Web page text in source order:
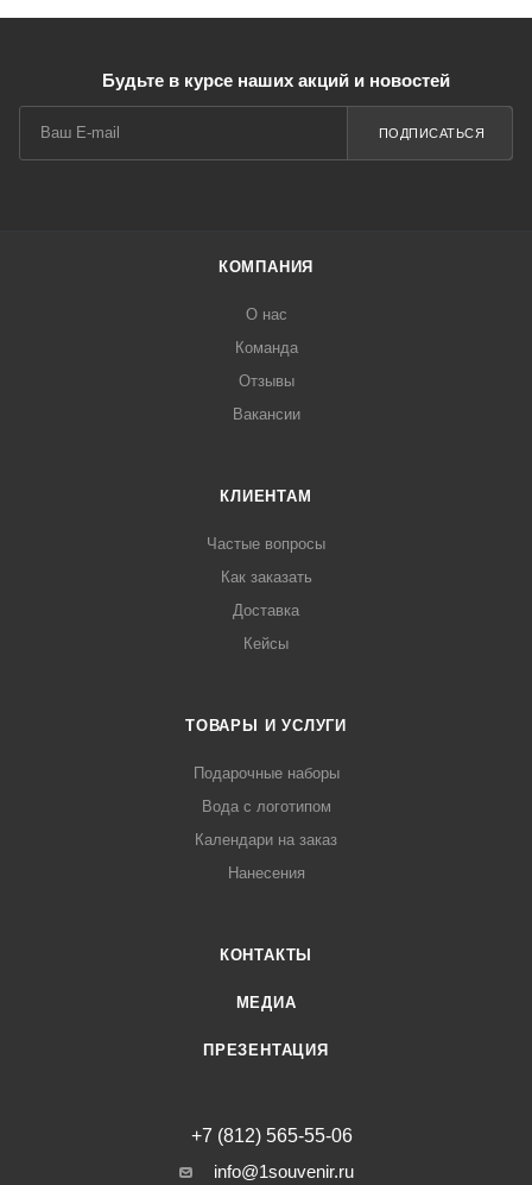
Будьте в курсе наших акций и новостей
ПОДПИСАТЬСЯ
КОМПАНИЯ
О нас
Команда
Отзывы
Вакансии
КЛИЕНТАМ
Частые вопросы
Как заказать
Доставка
Кейсы
ТОВАРЫ И УСЛУГИ
Подарочные наборы
Вода с логотипом
Календари на заказ
Нанесения
КОНТАКТЫ
МЕДИА
ПРЕЗЕНТАЦИЯ
+7 (812) 565-55-06
info@1souvenir.ru